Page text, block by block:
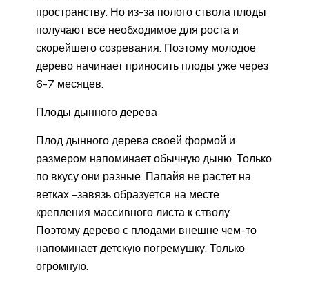
пространству. Но из-за полого ствола плоды
получают все необходимое для роста и
скорейшего созревания. Поэтому молодое
дерево начинает приносить плоды уже через
6-7 месяцев.
Плоды дынного дерева
Плод дынного дерева своей формой и
размером напоминает обычную дыню. Только
по вкусу они разные. Папайя не растет на
ветках –завязь образуется на месте
крепления массивного листа к стволу.
Поэтому дерево с плодами внешне чем-то
напоминает детскую погремушку. Только
огромную.